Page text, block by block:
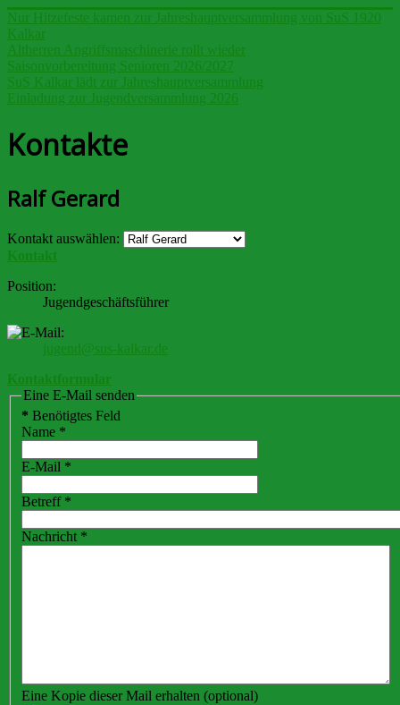
Nur Hitzefeste kamen zur Jahreshauptversammlung von SuS 1920
Kalkar
Altherren Angriffsmaschinerie rollt wieder
Saisonvorbereitung Senioren 2026/2027
SuS Kalkar lädt zur Jahreshauptversammlung
Einladung zur Jugendversammlung 2026
Kontakte
Ralf Gerard
Kontakt auswählen:
Kontakt
Position:
Jugendgeschäftsführer
jugend@sus-kalkar.de
Kontaktformular
Eine E-Mail senden
* Benötigtes Feld
Name *
E-Mail *
Betreff*
Nachricht *
Eine Kopie dieser Mail erhalten (optional)